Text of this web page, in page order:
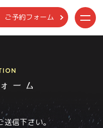
me
ご予約フォーム
送信下さい。